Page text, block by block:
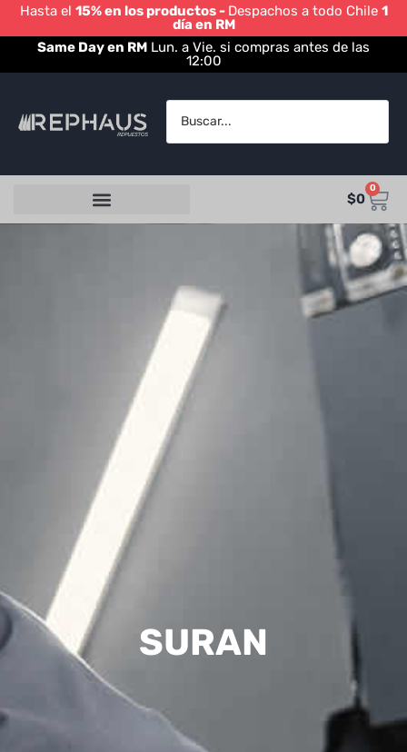
Hasta el 15% en los productos - Despachos a todo Chile 1
día en RM
Same Day en RM Lun. a Vie. si compras antes de las
12:00
$0
0
SURAN